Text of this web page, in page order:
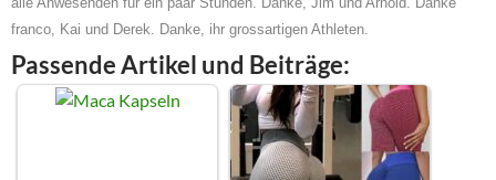
franco, Kai und Derek. Danke, ihr grossartigen Athleten.
Passende Artikel und Beiträge: